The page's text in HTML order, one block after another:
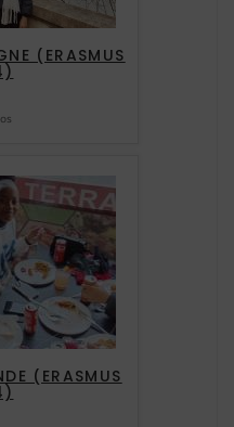
(ERASMUS
(ERASMUS